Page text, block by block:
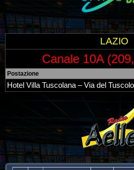
LAZIO
Canale 10A
Postazione
Hotel Villa Tuscolana – Via del Tuscolo